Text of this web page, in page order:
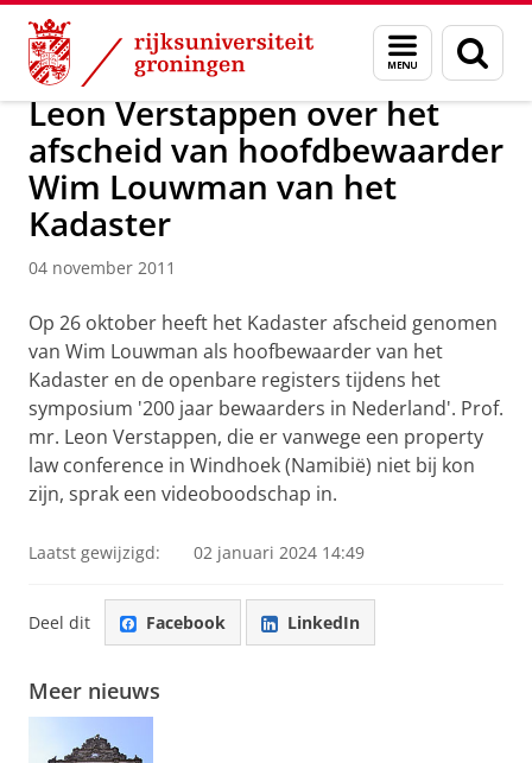
Skip
Content
Skip
Navigation
Menu
en
zoeken
Over ons Actueel Nieuws Nieuwsberichten
Leon Verstappen over het
afscheid van hoofdbewaarder
Wim Louwman van het
Kadaster
04 november 2011
Op 26 oktober heeft het Kadaster afscheid genomen
van Wim Louwman als hoofbewaarder van het
Kadaster en de openbare registers tijdens het
symposium '200 jaar bewaarders in Nederland'. Prof.
mr. Leon Verstappen, die er vanwege een property
law conference in Windhoek (Namibië) niet bij kon
zijn, sprak een videoboodschap in.
Laatst gewijzigd: 02 januari 2024 14:49
Deel dit Facebook LinkedIn
Meer nieuws